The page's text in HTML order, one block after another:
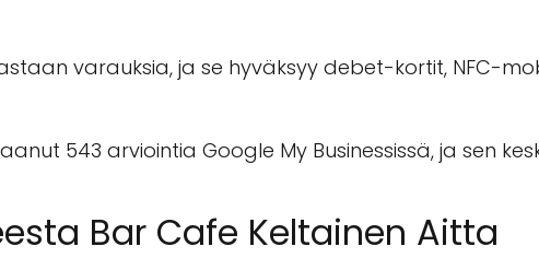
varauksia, ja se hyväksyy debet-kortit, NFC-
543 arviointia Google My Businessissä, ja sen
Bar Cafe Keltainen Aitta